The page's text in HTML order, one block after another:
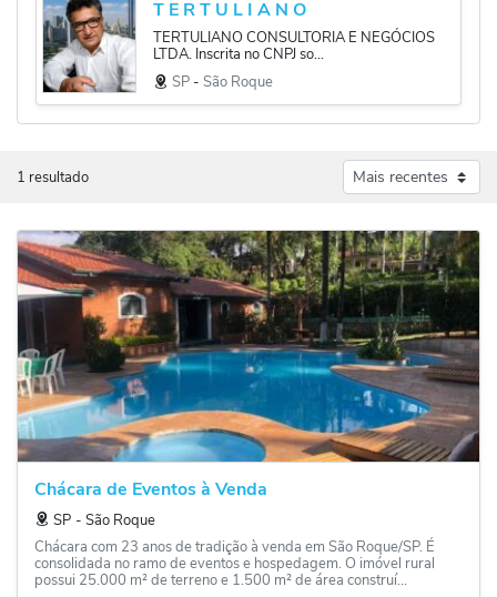
T E R T U L I A N O
TERTULIANO CONSULTORIA E NEGÓCIOS
LTDA. Inscrita no CNPJ so...
SP ‐ São Roque
1 resultado
Chácara de Eventos à Venda
SP ‐ São Roque
Chácara com 23 anos de tradição à venda em São Roque/SP. É
consolidada no ramo de eventos e hospedagem. O imóvel rural
possui 25.000 m² de terreno e 1.500 m² de área construí...